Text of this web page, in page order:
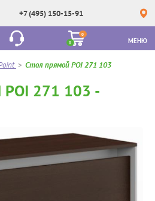
+7 (495) 150-15-91
0
0
МЕНЮ
> Стол прямой POI 271 103
271 103 -